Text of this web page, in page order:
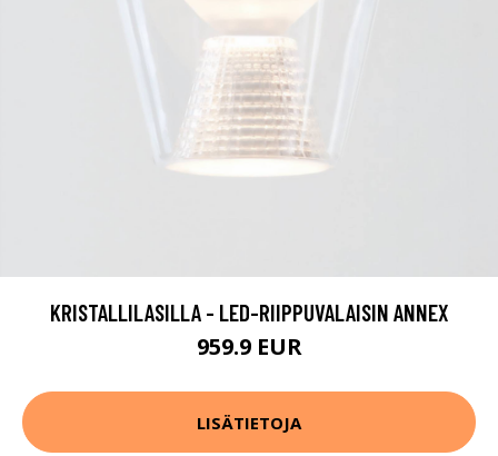
KRISTALLILASILLA - LED-RIIPPUVALAISIN ANNEX
959.9 EUR
LISÄTIETOJA